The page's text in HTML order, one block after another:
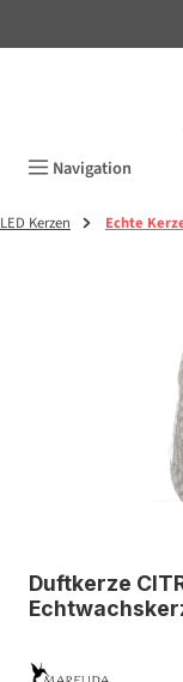
Navigation
LED Kerzen Echte
Duftkerze